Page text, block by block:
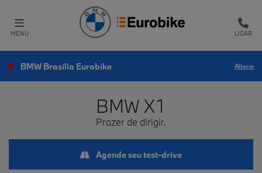
MENU LIGAR
BMW Brasília Eurobike Alterar
BMW X1
Prazer de dirigir.
Agende seu test-drive